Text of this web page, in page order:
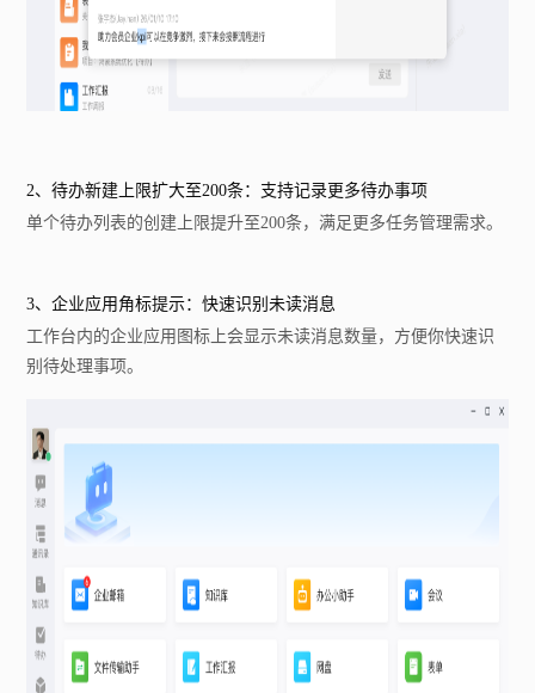
2、待办新建上限扩大至200条：支持记录更多待办事项
单个待办列表的创建上限提升至200条，满足更多任务管理需求。
3、企业应用角标提示：快速识别未读消息
工作台内的企业应用图标上会显示未读消息数量，方便你快速识
别待处理事项。